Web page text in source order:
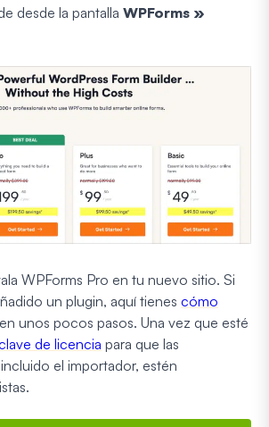
desde la pantalla WPForms »
WPForms Pro en tu nuevo sitio. Si
un plugin, aquí tienes cómo
en unos pocos pasos. Una vez que esté
de licencia para que las
el importador, estén